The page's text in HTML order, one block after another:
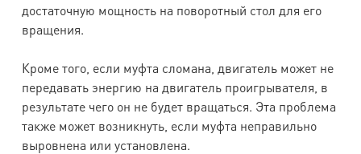
достаточную мощность на поворотный стол для его
вращения.
Кроме того, если муфта сломана, двигатель может не
передавать энергию на двигатель проигрывателя, в
результате чего он не будет вращаться. Эта проблема
также может возникнуть, если муфта неправильно
выровнена или установлена.